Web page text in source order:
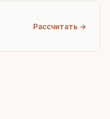
Рассчитать →